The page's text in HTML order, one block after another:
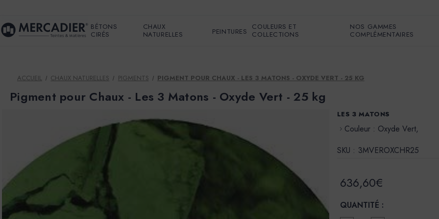
BÉTONS
CIRÉS
CHAUX
NATURELLES
PEINTURES
COULEURS ET
COLLECTIONS
NOS GAMMES
COMPLÉMENTAIRES
ACCUEIL CHAUX NATURELLES PIGMENTS PIGMENT POUR CHAUX - LES 3 MATONS - OXYDE VERT - 25 KG
Pigment pour Chaux - Les 3 Matons - Oxyde Vert - 25 kg
LES 3 MATONS
Couleur : Oxyde Vert,
SKU : 3MVEROXCHR25
636,60€
QUANTITÉ :